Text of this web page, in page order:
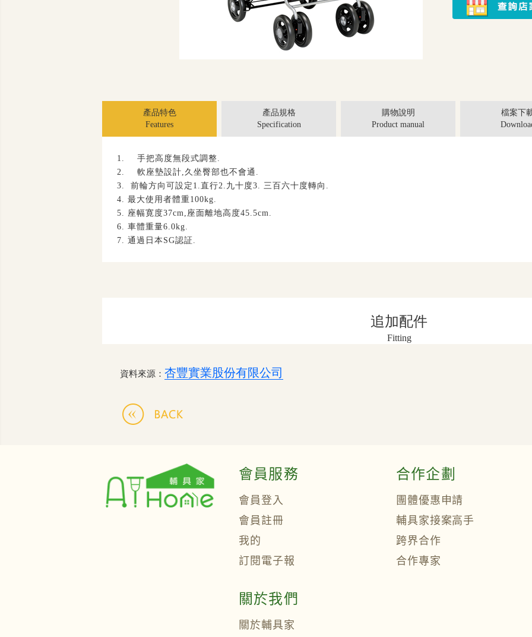
產品特色
Features
產品規格
Specification
購物說明
Product manual
檔案下
1. 手把高度無段式調整.
2.
軟座墊設計, 久坐臀部也不會通 .
3. 前輪方向可設定 1.直行2. 九十度3. 三百六十度轉向 .
4. 最大使用者體重100kg.
5. 座幅寛度37cm, 座面離地高度45.5cm.
6. 車體重量6.0kg.
7. 通過日本 SG認証 .
追加配件
Fitting
資料來源： 杏豐實業股份有限公司
會員服務
會員登入
會員註冊
我的
訂閱電子報
合作企劃
團體優惠申請
輔具家接案高手
跨界合作
合作專家
關於我們
關於輔具家